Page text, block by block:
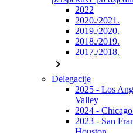
2022
2020./2021.
2019./2020.
2018./2019.
2017./2018.
chevron_right
Delegacije
2025 - Los
Valley
2024 -
2023 - San